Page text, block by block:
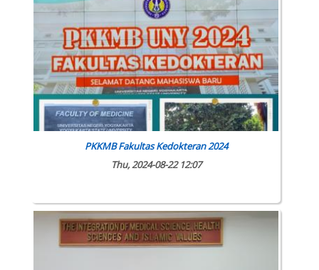
PKKMB Fakultas Kedokteran 2024
Thu, 2024-08-22 12:07